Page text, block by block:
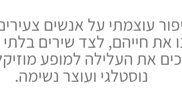
עוצמתי על אנשים
את חייהם, לצד שירים
את העלילה למופע
נוסטלגי ועוצר נשימה.